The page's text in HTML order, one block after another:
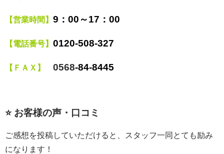
【営業時間】 9 ：00～17：00
【電話番号】 0120‐508‐327
【ＦＡＸ】 0568‐84‐8445
⭐ お客様の声・口コミ
ご感想を投稿していただけると、スタッフ一同とても励み
になります！